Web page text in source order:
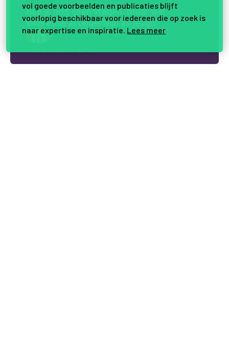
Hebjen oggeenvrage n,maarwel
interes sein Onder wijs enjeugd ?
vol goede voorbeelden en publicaties blijft
voorlopig beschikbaar voor iedereen die op zoek is
naar expertise en inspiratie. Lees meer